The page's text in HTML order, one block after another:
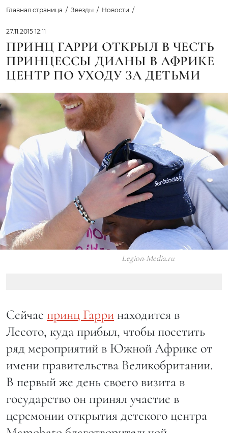
Главная страница Звезды Новости
27.11.2015 12:11
ПРИНЦ ГАРРИ ОТКРЫЛ В ЧЕСТЬ
ПРИНЦЕССЫ ДИАНЫ В АФРИКЕ
ЦЕНТР ПО УХОДУ ЗА ДЕТЬМИ
Legion-Media.ru
Сейчас принц Гарри находится в
Лесото, куда прибыл, чтобы посетить
ряд мероприятий в Южной Африке от
имени правительства Великобритании.
В первый же день своего визита в
государство он принял участие в
церемонии открытия детского центра